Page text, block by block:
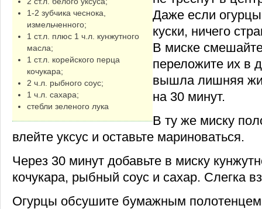
1-2 зубчика чеснока,
измельченного;
1 ст.л. плюс 1 ч.л. кунжутного
масла;
1 ст.л. корейского перца
кочукара;
2 ч.л. рыбного соус;
1 ч.л. сахара;
стебли зеленого лука
Даже если
куски, ничего
В миске
переложите их в
вышла лишняя
на 30 минут.
В ту же миску
влейте уксус и оставьте мариноваться.
Через 30 минут добавьте в миску
кочукара, рыбный соус и сахар. Слегка
Огурцы обсушите бумажным полотенцем